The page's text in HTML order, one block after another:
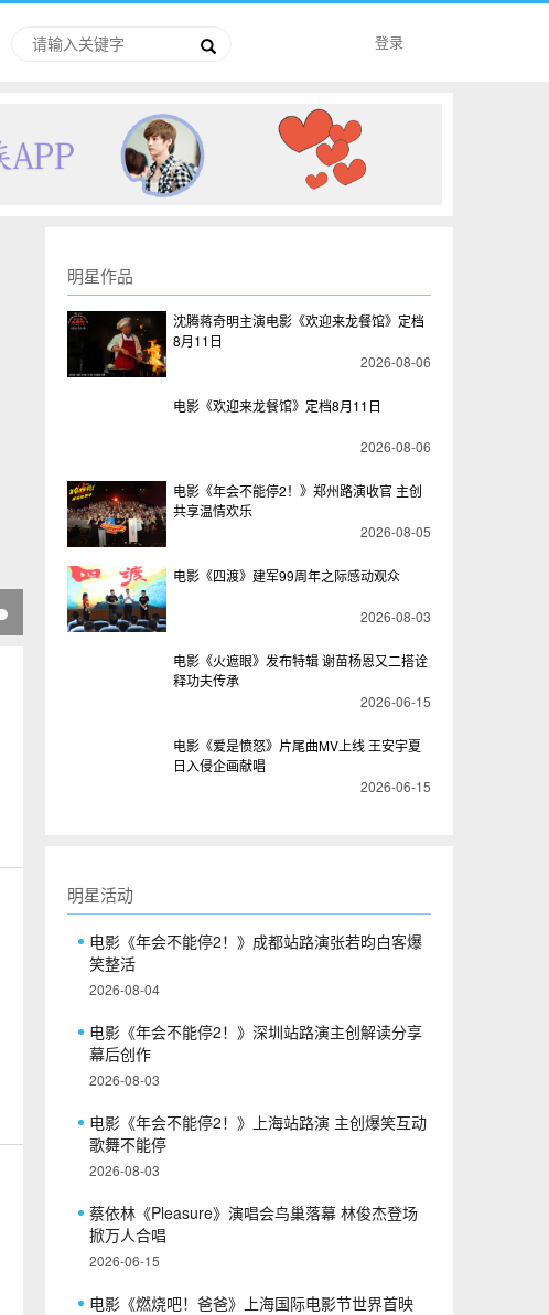
登录
暑假亲子观影首选《汪汪队立大功大电影3》
明星作品
沈腾蒋奇明主演电影《欢迎来龙餐馆》定档
8月11日
2026-08-06
电影《欢迎来龙餐馆》定档8月11日
2026-08-06
电影《年会不能停2！》郑州路演收官 主创
共享温情欢乐
2026-08-05
电影《四渡》建军99周年之际感动观众
2026-08-03
电影《火遮眼》发布特辑 谢苗杨恩又二搭诠
释功夫传承
2026-06-15
电影《爱是愤怒》片尾曲MV上线 王安宇夏
日入侵企画献唱
2026-06-15
明星活动
电影《年会不能停2！》成都站路演张若昀白客爆
笑整活
2026-08-04
电影《年会不能停2！》深圳站路演主创解读分享
幕后创作
2026-08-03
电影《年会不能停2！》上海站路演 主创爆笑互动
歌舞不能停
2026-08-03
蔡依林《Pleasure》演唱会鸟巢落幕 林俊杰登场
掀万人合唱
2026-06-15
电影《燃烧吧！爸爸》上海国际电影节世界首映